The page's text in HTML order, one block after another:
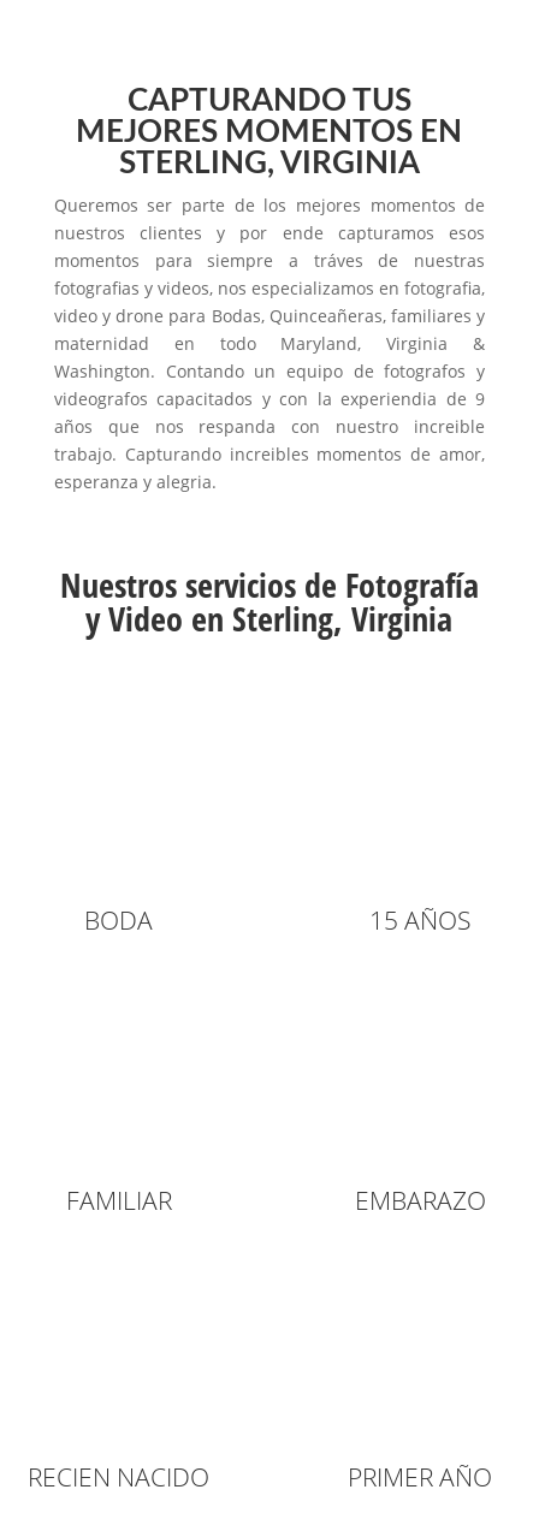
CAPTURANDO TUS
MEJORES MOMENTOS EN
STERLING, VIRGINIA
Queremos ser parte de los mejores momentos de
nuestros clientes y por ende capturamos esos
momentos para siempre a tráves de nuestras
fotografias y videos, nos especializamos en fotografia,
video y drone para Bodas, Quinceañeras, familiares y
maternidad en todo Maryland, Virginia &
Washington. Contando un equipo de fotografos y
videografos capacitados y con la experiendia de 9
años que nos respanda con nuestro increible
trabajo. Capturando increibles momentos de amor,
esperanza y alegria.
Nuestros servicios de Fotografía
y Video en Sterling, Virginia
15 AÑOS
BODA
EMBARAZO
FAMILIAR
PRIMER AÑO
RECIEN NACIDO